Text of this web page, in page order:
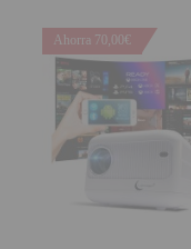
Ahorra 70,00€